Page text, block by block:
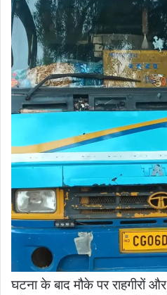
घटना के बाद मौके पर राहगीरों